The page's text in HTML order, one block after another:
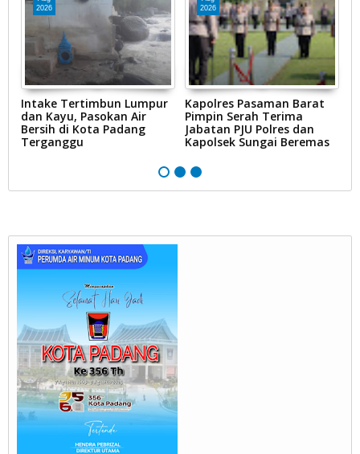
2026
Intake Tertimbun Lumpur
dan Kayu, Pasokan Air
Bersih di Kota Padang
Terganggu
2026
Kapolres Pasaman Barat
Pimpin Serah Terima
Jabatan PJU Polres dan
Kapolsek Sungai Beremas